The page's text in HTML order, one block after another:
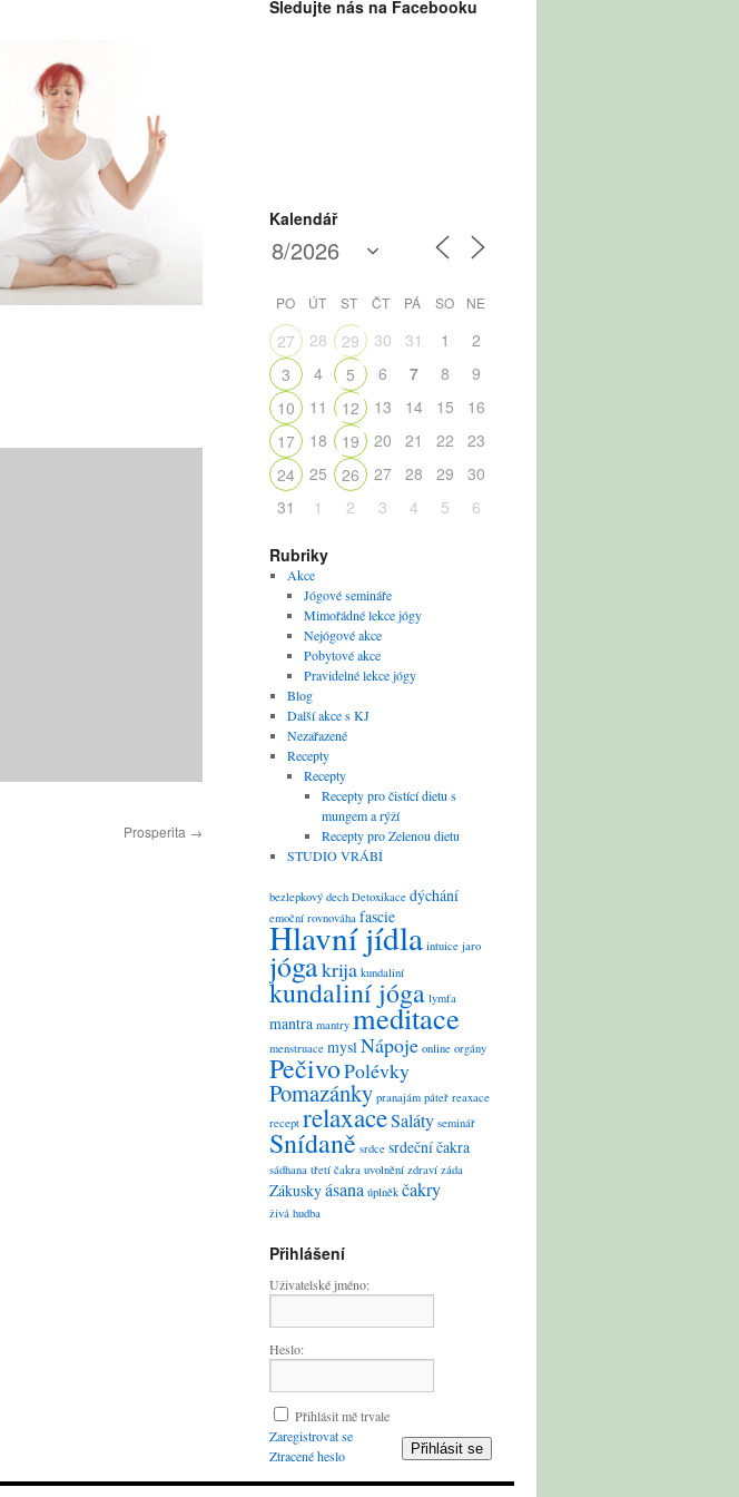
Prosperita →
Sledujte nás na Facebooku
Kalendář
PO ÚT ST ČT PÁ SO NE
27 28 29 30 31 1
2
3
4 5 6 7 8
9
10
11 12 13 14 15
16
17
18 19 20 21 22
23
24
25 26 27 28 29
30
31
1 2 3 4 5 6
Rubriky
Akce
Jógové semináře
Mimořádné lekce jógy
Nejógové akce
Pobytové akce
Pravidelné lekce jógy
Blog
Další akce s KJ
Nezařazené
Recepty
Recepty
Recepty pro čistící dietu s
mungem a rýží
Recepty pro Zelenou dietu
STUDIO VRÁBÍ
bezlepkový dech Detoxikace dýchání
emoční rovnováha fascie
Hlavní jídla intuice jaro
jógakrija kundaliní
kundaliní jóga lymfa
mantra mantry meditace
menstruace myslNápoje online orgány
PečivoPolévky
Pomazánky pranajám páteř reaxace
recept relaxaceSaláty seminář
Snídaně srdce srdeční čakra
sádhana třetí čakra uvolnění zdraví záda
Zákuskyásana úplněk čakry
živá hudba
Přihlášení
Uživatelské jméno:
Heslo:
Přihlásit mě trvale
Přihlásit se
Zaregistrovat se
Ztracené heslo